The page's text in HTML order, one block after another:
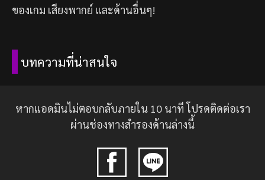
09127680*** ได้รับ 562 บาท
08112928*** ได้รับ 2502 บาท
099930*** ได้รับ 12202 บาท
ของเกม เสียงพากย์ และด้านอื่นๆ!
บทความที่น่าสนใจ
หากแอดมินไม่ตอบกลับภายใน 10 นาที โปรดติดต่อเรา
ผ่านช่องทางสำรองด้านล่างนี้